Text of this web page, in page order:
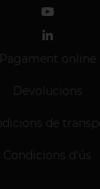
Pagament online
Devolucions
de
Condicions d'ús